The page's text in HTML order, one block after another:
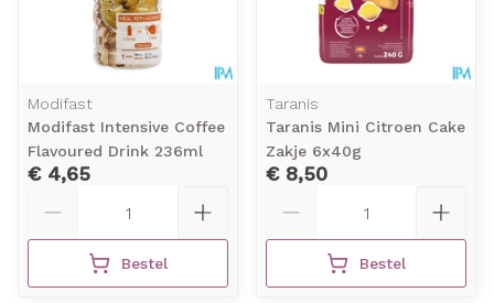
Modifast
Modifast Intensive Coffee
Flavoured Drink 236ml
€ 4,65
Bestel
Taranis
Taranis Mini Citroen Cake
Zakje 6x40g
€ 8,50
Bestel